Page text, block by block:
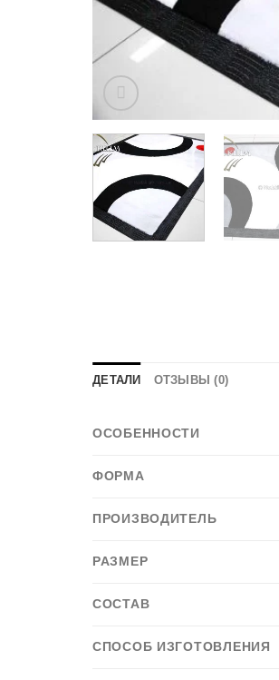
ДЕТАЛИ ОТЗЫВЫ (0)
ОСОБЕННОСТИ
ФОРМА
ПРОИЗВОДИТЕЛЬ
РАЗМЕР
СОСТАВ
СПОСОБ ИЗГОТОВЛЕНИЯ